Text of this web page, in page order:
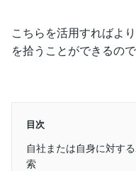
こちらを活用すればよ
を拾うことができるの
目次
自社または自身に対す
索